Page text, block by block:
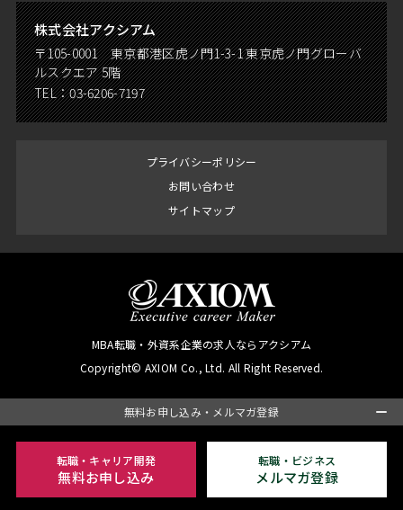
無料お申し込み・メルマガ登録
転職・キャリア開発
無料お申し込み
転職・ビジネス
メルマガ登録
株式会社アクシアム
〒105-0001 東京都港区虎ノ門1-3-1 東京虎ノ門グローバ
ルスクエア 5階
TEL：03-6206-7197
プライバシーポリシー
お問い合わせ
サイトマップ
MBA転職・外資系企業の求人ならアクシアム
Copyright© AXIOM Co., Ltd. All Right Reserved.